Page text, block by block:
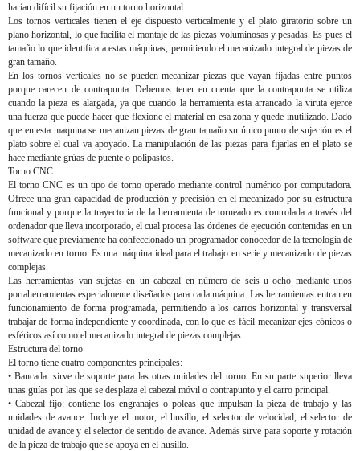
harían difícil su fijación en un torno horizontal.
Los tornos verticales tienen el eje dispuesto verticalmente y el plato giratorio sobre un
plano horizontal, lo que facilita el montaje de las piezas voluminosas y pesadas. Es pues el
tamaño lo que identifica a estas máquinas, permitiendo el mecanizado integral de piezas de
gran tamaño.
En los tornos verticales no se pueden mecanizar piezas que vayan fijadas entre puntos
porque carecen de contrapunta. Debemos tener en cuenta que la contrapunta se utiliza
cuando la pieza es alargada, ya que cuando la herramienta esta arrancado la viruta ejerce
una fuerza que puede hacer que flexione el material en esa zona y quede inutilizado. Dado
que en esta maquina se mecanizan piezas de gran tamaño su único punto de sujeción es el
plato sobre el cual va apoyado. La manipulación de las piezas para fijarlas en el plato se
hace mediante grúas de puente o polipastos.
Torno CNC
El torno CNC es un tipo de torno operado mediante control numérico por computadora.
Ofrece una gran capacidad de producción y precisión en el mecanizado por su estructura
funcional y porque la trayectoria de la herramienta de torneado es controlada a través del
ordenador que lleva incorporado, el cual procesa las órdenes de ejecución contenidas en un
software que previamente ha confeccionado un programador conocedor de la tecnología de
mecanizado en torno. Es una máquina ideal para el trabajo en serie y mecanizado de piezas
complejas.
Las herramientas van sujetas en un cabezal en número de seis u ocho mediante unos
portaherramientas especialmente diseñados para cada máquina. Las herramientas entran en
funcionamiento de forma programada, permitiendo a los carros horizontal y transversal
trabajar de forma independiente y coordinada, con lo que es fácil mecanizar ejes cónicos o
esféricos así como el mecanizado integral de piezas complejas.
Estructura del torno
El torno tiene cuatro componentes principales:
• Bancada: sirve de soporte para las otras unidades del torno. En su parte superior lleva
unas guías por las que se desplaza el cabezal móvil o contrapunto y el carro principal.
• Cabezal fijo: contiene los engranajes o poleas que impulsan la pieza de trabajo y las
unidades de avance. Incluye el motor, el husillo, el selector de velocidad, el selector de
unidad de avance y el selector de sentido de avance. Además sirve para soporte y rotación
de la pieza de trabajo que se apoya en el husillo.